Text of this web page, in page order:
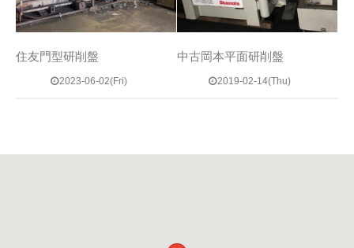
住友門型研削盤
2023-06-02(Fri)
中古岡本平面研削盤
2019-02-14(Thu)